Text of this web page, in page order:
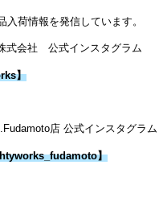
荷情報を発信しています。
式会社 公式インスタグラム
】
店 公式インスタグラム
】